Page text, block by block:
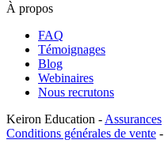
À propos
FAQ
Témoignages
Blog
Webinaires
Nous recrutons
Keiron Education - Assurances
Conditions générales de vente -